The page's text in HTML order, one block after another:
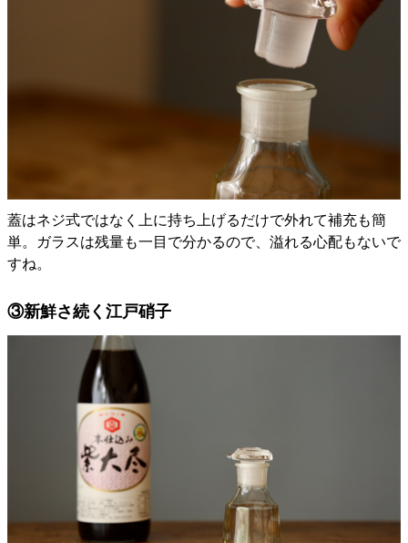
蓋はネジ式ではなく上に持ち上げるだけで外れて補充も簡
単。ガラスは残量も一目で分かるので、溢れる心配もないで
すね。
③新鮮さ続く江戸硝子